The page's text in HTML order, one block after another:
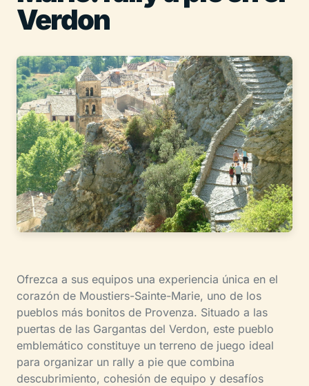
Verdon
Ofrezca a sus equipos una experiencia única en el
corazón de Moustiers-Sainte-Marie, uno de los
pueblos más bonitos de Provenza. Situado a las
puertas de las Gargantas del Verdon, este pueblo
emblemático constituye un terreno de juego ideal
para organizar un rally a pie que combina
descubrimiento, cohesión de equipo y desafíos